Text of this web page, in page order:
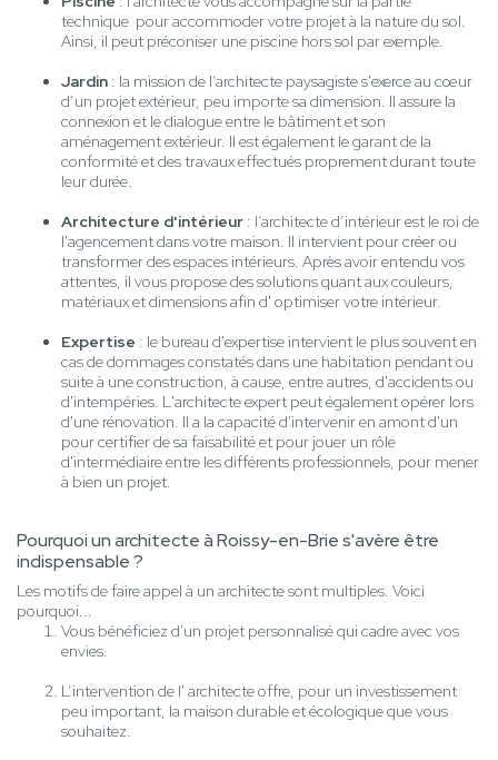
technique pour accommoder votre projet à la nature du sol.
Ainsi, il peut préconiser une piscine hors sol par exemple.
Jardin : la mission de l’architecte paysagiste s'exerce au cœur
d’un projet extérieur, peu importe sa dimension. Il assure la
connexion et le dialogue entre le bâtiment et son
aménagement extérieur. Il est également le garant de la
conformité et des travaux effectués proprement durant toute
leur durée.
Architecture d'intérieur : l’architecte d’intérieur est le roi de
l'agencement dans votre maison. Il intervient pour créer ou
transformer des espaces intérieurs. Après avoir entendu vos
attentes, il vous propose des solutions quant aux couleurs,
matériaux et dimensions afin d' optimiser votre intérieur.
Expertise : le bureau d'expertise intervient le plus souvent en
cas de dommages constatés dans une habitation pendant ou
suite à une construction, à cause, entre autres, d'accidents ou
d'intempéries. L'architecte expert peut également opérer lors
d'une rénovation. Il a la capacité d'intervenir en amont d'un
pour certifier de sa faisabilité et pour jouer un rôle
d'intermédiaire entre les différents professionnels, pour mener
à bien un projet.
Pourquoi un architecte à Roissy-en-Brie s'avère être
indispensable ?
Les motifs de faire appel à un architecte sont multiples. Voici
pourquoi...
Vous bénéficiez d'un projet personnalisé qui cadre avec vos
envies.
L’intervention de l' architecte offre, pour un investissement
peu important, la maison durable et écologique que vous
souhaitez.